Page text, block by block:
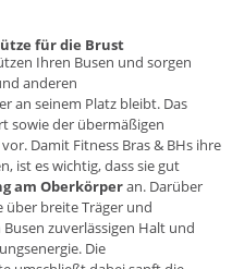
für die Brust
Ihren Busen und sorgen
anderen
an seinem Platz bleibt. Das
sowie der übermäßigen
Damit Fitness Bras & BHs ihre
ist es wichtig, dass sie gut
am Oberkörperan. Darüber
über breite Träger und
zuverlässigen Halt und
Die